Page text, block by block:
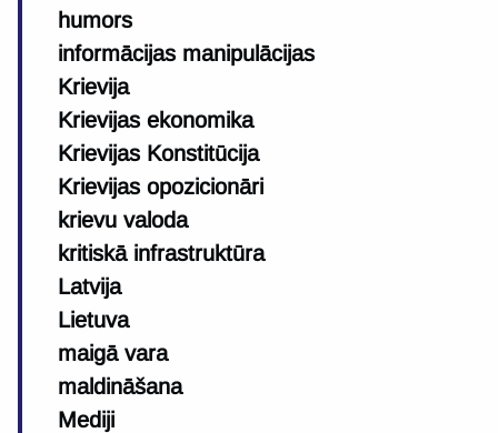
humors
informācijas manipulācijas
Krievija
Krievijas ekonomika
Krievijas Konstitūcija
Krievijas opozicionāri
krievu valoda
kritiskā infrastruktūra
Latvija
Lietuva
maigā vara
maldināšana
Mediji